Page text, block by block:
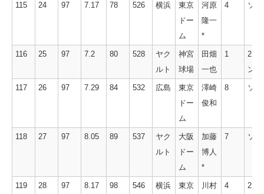
115 24 97 7.17 78 526 横浜
東京
ドー
ム
河原
隆一
*
4 ソロ
116 25 97 7.2 80 528
ヤク
ルト
神宮
球場
田畑
一也
1
2ラ
ン
117 26 97 7.29 84 532 広島
東京
ドー
ム
澤崎
俊和
8 ソロ
118 27 97 8.05 89 537
ヤク
ルト
大阪
ドー
ム
加藤
博人
*
7 ソロ
119 28 97 8.17 98 546 横浜 東京 川村 4 2ラ